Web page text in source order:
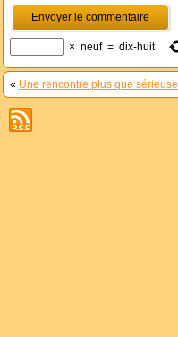
× neuf = dix-huit
« Une rencontre plus que sérieuse